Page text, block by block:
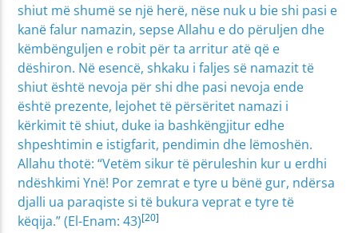
shiut më shumë se një herë, nëse nuk u bie shi pasi e
kanë falur namazin, sepse Allahu e do përuljen dhe
këmbënguljen e robit për ta arritur atë që e
dëshiron. Në esencë, shkaku i faljes së namazit të
shiut është nevoja për shi dhe pasi nevoja ende
është prezente, lejohet të përsëritet namazi i
kërkimit të shiut, duke ia bashkëngjitur edhe
shpeshtimin e istigfarit, pendimin dhe lëmoshën.
Allahu thotë: “Vetëm sikur të përuleshin kur u erdhi
ndëshkimi Ynë! Por zemrat e tyre u bënë gur, ndërsa
djalli ua paraqiste si të bukura veprat e tyre të
këqija.” (El-Enam: 43)[20]